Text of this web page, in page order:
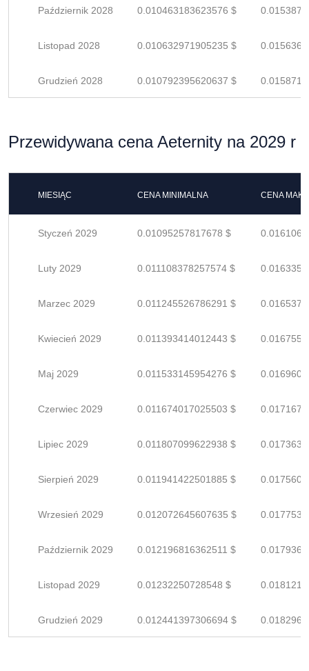
Październik 2028 0.010463183623576 $
Listopad 2028 0.010632971905235 $
Grudzień 2028 0.010792395620637 $
Przewidywana cena Aeternity na 2029 r
MIESIĄC CENA MINIMALNA CENA
Styczeń 2029 0.01095257817678 $
Luty 2029 0.011108378257574 $
Marzec 2029 0.011245526786291 $
Kwiecień 2029 0.011393414012443 $
Maj 2029 0.011533145954276 $
Czerwiec 2029 0.011674017025503 $
Lipiec 2029 0.011807099622938 $
Sierpień 2029 0.011941422501885 $
Wrzesień 2029 0.012072645607635 $
Październik 2029 0.012196816362511 $
Listopad 2029 0.01232250728548 $
Grudzień 2029 0.012441397306694 $